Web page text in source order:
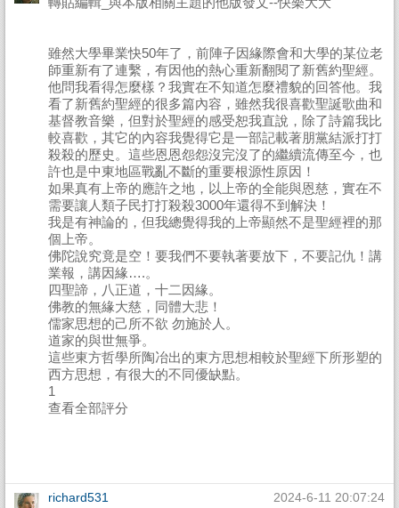
雖然大學畢業快50年了，前陣子因緣際會和大學的某位老
師重新有了連繫，有因他的熱心重新翻閱了新舊約聖經。
他問我看得怎麼樣？我實在不知道怎麼禮貌的回答他。我
看了新舊約聖經的很多篇內容，雖然我很喜歡聖誕歌曲和
基督教音樂，但對於聖經的感受恕我直說，除了詩篇我比
較喜歡，其它的內容我覺得它是一部記載著朋黨結派打打
殺殺的歷史。這些恩恩怨怨沒完沒了的繼續流傳至今，也
許也是中東地區戰亂不斷的重要根源性原因！
如果真有上帝的應許之地，以上帝的全能與恩慈，實在不
需要讓人類子民打打殺殺3000年還得不到解決！
我是有神論的，但我總覺得我的上帝顯然不是聖經裡的那
個上帝。
佛陀說究竟是空！要我們不要執著要放下，不要記仇！講
業報，講因緣….。
四聖諦，八正道，十二因緣。
佛教的無緣大慈，同體大悲！
儒家思想的己所不欲 勿施於人。
道家的與世無爭。
這些東方哲學所陶冶出的東方思想相較於聖經下所形塑的
西方思想，有很大的不同優缺點。
1
查看全部評分
richard531 2024-6-11 20:07:24